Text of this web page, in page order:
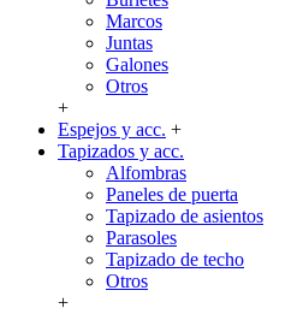
Marcos
Juntas
Galones
Otros
+
Espejos y acc. +
Tapizados y acc.
Alfombras
Paneles de puerta
Tapizado de asientos
Parasoles
Tapizado de techo
Otros
+